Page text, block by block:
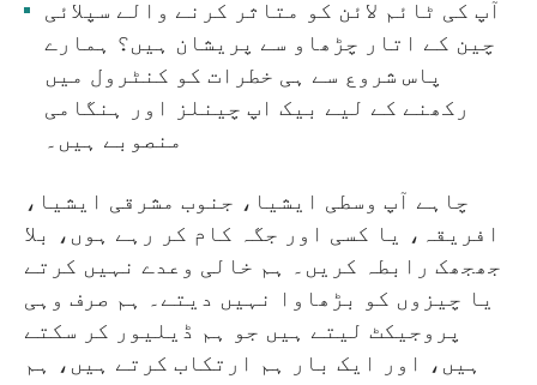
آپ کی ٹائم لائن کو متاثر کرنے والے سپلائی
چین کے اتار چڑھاو سے پریشان ہیں؟ ہمارے
پاس شروع سے ہی خطرات کو کنٹرول میں
رکھنے کے لیے بیک اپ چینلز اور ہنگامی
منصوبے ہیں۔
چاہے آپ وسطی ایشیا، جنوب مشرقی ایشیا،
افریقہ، یا کسی اور جگہ کام کر رہے ہوں، بلا
جھجھک رابطہ کریں۔ ہم خالی وعدے نہیں کرتے
یا چیزوں کو بڑھاوا نہیں دیتے۔ ہم صرف وہی
پروجیکٹ لیتے ہیں جو ہم ڈیلیور کر سکتے
ہیں، اور ایک بار ہم ارتکاب کرتے ہیں، ہم